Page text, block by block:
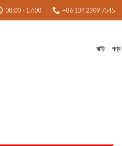
08:00 - 17:00 +86 134 2309 7545
বাড়ি পণ্য